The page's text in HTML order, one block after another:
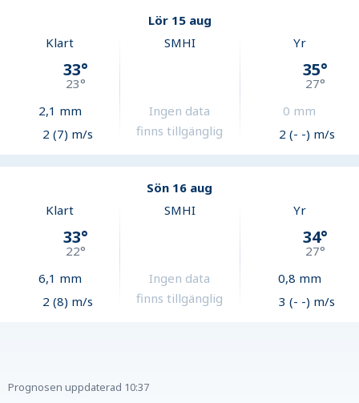
Lör 15 aug
Klart
33°
23°
2,1 mm
2 (7) m/s
SMHI
Ingen data
finns tillgänglig
Yr
35°
27°
0 mm
2 (- -) m/s
Sön 16 aug
Klart
33°
22°
6,1 mm
2 (8) m/s
SMHI
Ingen data
finns tillgänglig
Yr
34°
27°
0,8 mm
3 (- -) m/s
Prognosen uppdaterad 10:37